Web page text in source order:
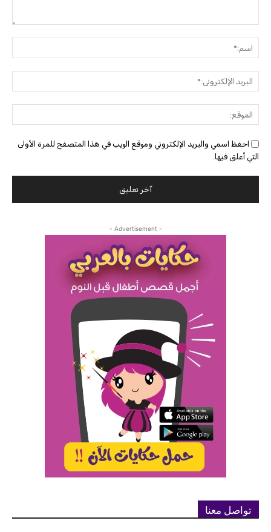
احفظ اسمي والبريد الإلكتروني وموقع الويب في هذا المتصفح للمرة الأولى
التي أعلق فيها.
- Advertisement -
تواصل معنا